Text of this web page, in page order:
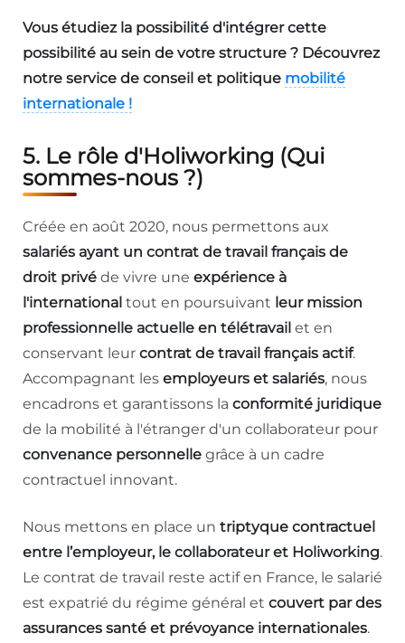
Vous étudiez la possibilité d'intégrer cette
possibilité au sein de votre structure ? Découvrez
notre service de conseil et politique mobilité
internationale !
5. Le rôle d'Holiworking (Qui
sommes-nous ?)
Créée en août 2020, nous permettons aux
salariés ayant un contrat de travail français de
droit privé de vivre une expérience à
l'international tout en poursuivant leur mission
professionnelle actuelle en télétravail et en
conservant leur contrat de travail français actif.
Accompagnant les employeurs et salariés, nous
encadrons et garantissons la conformité juridique
de la mobilité à l'étranger d'un collaborateur pour
convenance personnelle grâce à un cadre
contractuel innovant.
Nous mettons en place un triptyque contractuel
entre l’employeur, le collaborateur et Holiworking.
Le contrat de travail reste actif en France, le salarié
est expatrié du régime général et couvert par des
assurances santé et prévoyance internationales.